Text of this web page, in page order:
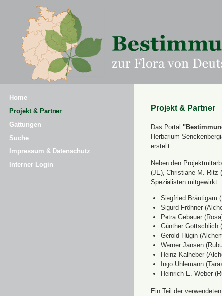
Home
Projekt & Partner
Gattungen
Suche
Impressum & Datenschutz
Interner Login
Projekt & Partner
Das Portal
Herbarium
erstellt.
Neben den
(JE), Christiane M. Ritz
Spezialisten mitgewirkt:
Siegfried Bräutigam
Sigurd Fröhner
Petra Gebauer
Günther Gottschlich
Gerold Hügin
Werner Jansen
Heinz Kalheber
Ingo Uhlemann
Heinrich E. Weber
Ein Teil der